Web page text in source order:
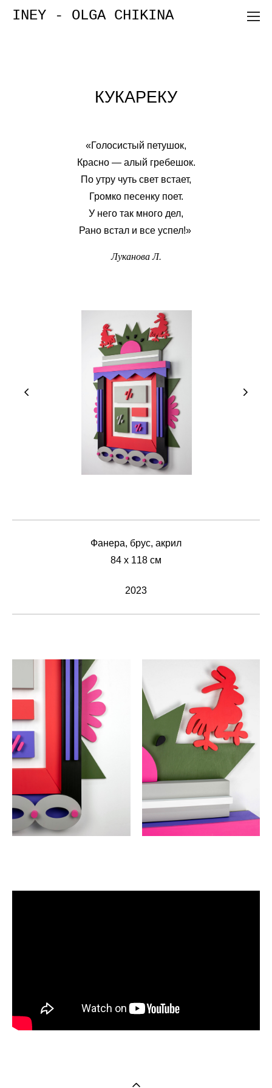
INEY - OLGA CHIKINA
КУКАРЕКУ
«Голосистый петушок,
Красно — алый гребешок.
По утру чуть свет встает,
Громко песенку поет.
У него так много дел,
Рано встал и все успел!»
Луканова Л.
Фанера, брус, акрил
84 х 118 см
2023